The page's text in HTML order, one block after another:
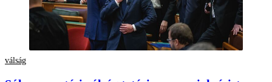
válság